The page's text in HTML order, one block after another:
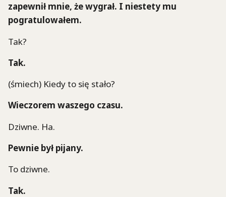
zapewnił mnie, że wygrał. I niestety mu
pogratulowałem.
Tak?
Tak.
(śmiech) Kiedy to się stało?
Wieczorem waszego czasu.
Dziwne. Ha.
Pewnie był pijany.
To dziwne.
Tak.